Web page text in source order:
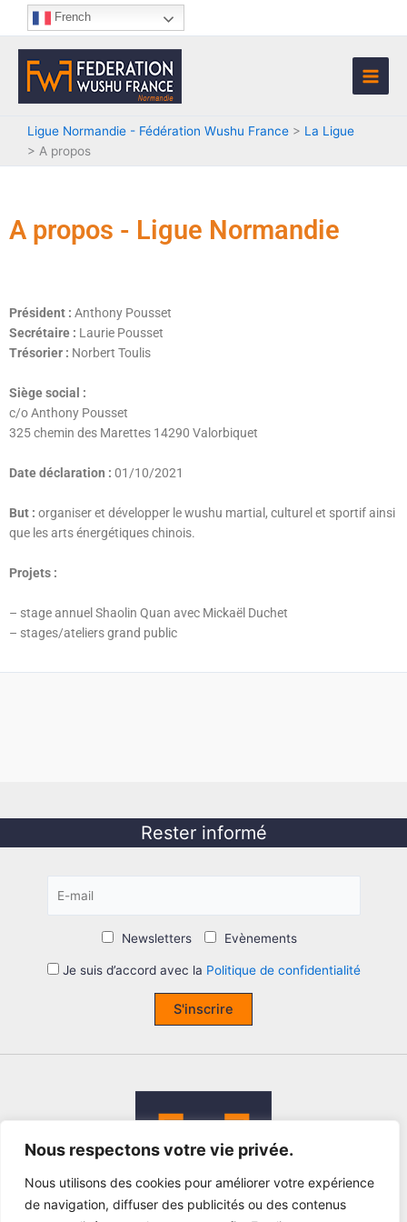
Nous respectons votre vie privée.
Nous utilisons des cookies pour améliorer votre expérience
de navigation, diffuser des publicités ou des contenus
contenu
French
Ligue Normandie - Fédération Wushu France > La Ligue
> A propos
A propos - Ligue Normandie
Président : Anthony Pousset
Secrétaire : Laurie Pousset
Trésorier : Norbert Toulis
Siège social :
c/o Anthony Pousset
325 chemin des Marettes 14290 Valorbiquet
Date déclaration : 01/10/2021
But : organiser et développer le wushu martial, culturel et sportif ainsi
que les arts énergétiques chinois.
Projets :
– stage annuel Shaolin Quan avec Mickaël Duchet⁩
– stages/ateliers grand public
Rester informé
Newsletters Evènements
Je suis d’accord avec la Politique de confidentialité
S'inscrire